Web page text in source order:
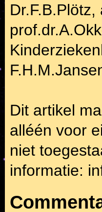
Dit artikel
alléén voor
niet
informatie: